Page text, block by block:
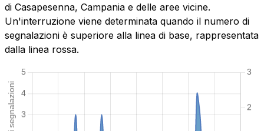
di Casapesenna, Campania e delle aree vicine.
Un'interruzione viene determinata quando il numero di
segnalazioni è superiore alla linea di base, rappresentata
dalla linea rossa.